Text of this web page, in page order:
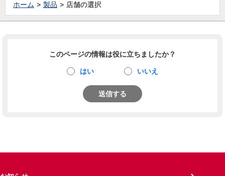
ホーム 製品 店舗の選択
このページの情報は役に立ちましたか？
はい いいえ
送信する